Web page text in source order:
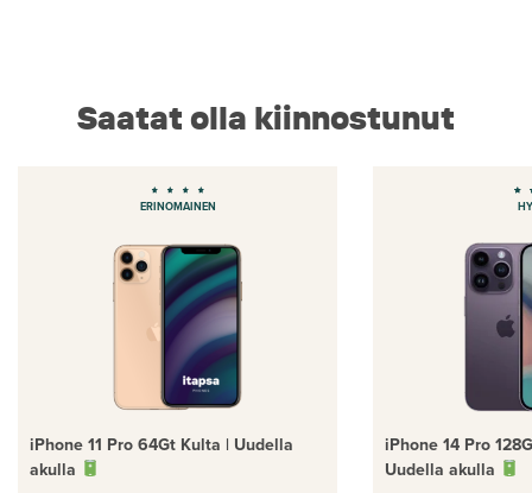
Saatat olla kiinnostunut
ERINOMAINEN
iPhone 11 Pro 64Gt Kulta | Uudella
akulla
iPhone 14 Pro
Uudella akulla